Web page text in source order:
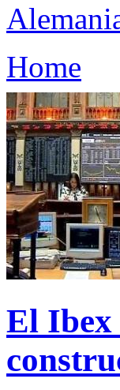
Home
El Ibex